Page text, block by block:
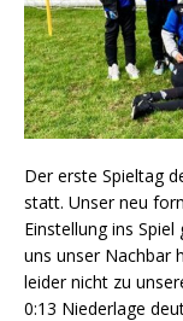
Der erste Spieltag
statt. Unser neu
Einstellung ins
uns unser Nachbar
leider nicht zu
0:13 Niederlage